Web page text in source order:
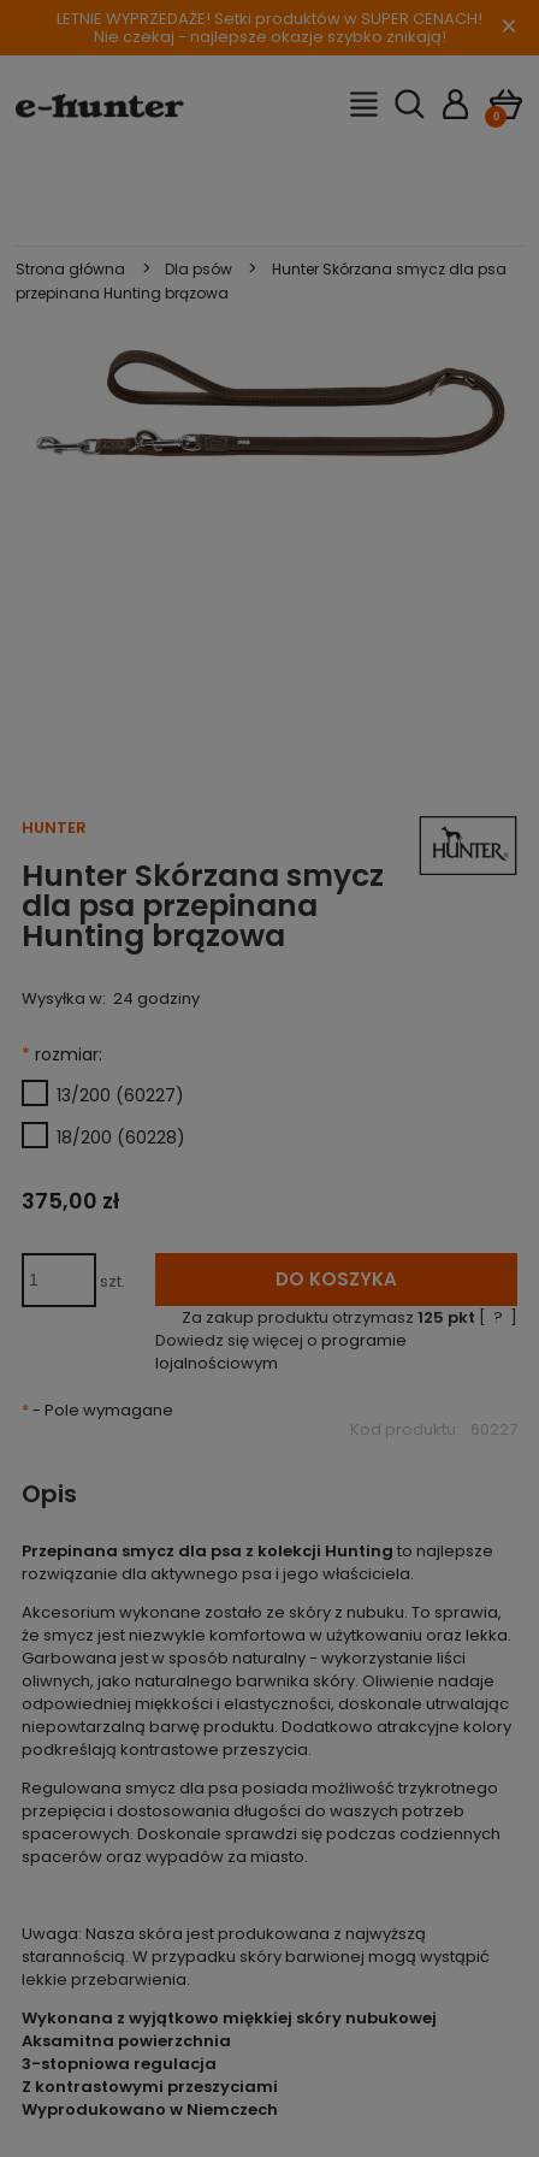
LETNIE WYPRZEDAŻE! Setki produktów w SUPER CENACH!
Nie czekaj - najlepsze okazje szybko znikają! ×
Strona główna > Dla psów >
Hunter Skórzana smycz dla psa
przepinana Hunting brązowa
HUNTER
Hunter Skórzana smycz
dla psa przepinana
Hunting brązowa
Wysyłka w: 24 godziny
* rozmiar:
13/200 (60227)
18/200 (60228)
375,00 zł
szt. DO KOSZYKA
Za zakup produktu otrzymasz125 pkt [ ? ]
Dowiedz się więcej o programie
lojalnościowym
*- Pole wymagane
Kod produktu: 60227
Opis
Przepinana smycz dla psa z kolekcji Hunting to najlepsze
rozwiązanie dla aktywnego psa i jego właściciela.
Akcesorium wykonane zostało ze skóry z nubuku. To sprawia,
że smycz jest niezwykle komfortowa w użytkowaniu oraz lekka.
Garbowana jest w sposób naturalny - wykorzystanie liści
oliwnych, jako naturalnego barwnika skóry. Oliwienie nadaje
odpowiedniej miękkości i elastyczności, doskonale utrwalając
niepowtarzalną barwę produktu. Dodatkowo atrakcyjne kolory
podkreślają kontrastowe przeszycia.
Regulowana smycz dla psa posiada możliwość trzykrotnego
przepięcia i dostosowania długości do waszych potrzeb
spacerowych. Doskonale sprawdzi się podczas codziennych
spacerów oraz wypadów za miasto.
Uwaga: Nasza skóra jest produkowana z najwyższą
starannością. W przypadku skóry barwionej mogą wystąpić
lekkie przebarwienia.
Wykonana z wyjątkowo miękkiej skóry nubukowej
Aksamitna powierzchnia
3-stopniowa regulacja
Z kontrastowymi przeszyciami
Wyprodukowano w Niemczech